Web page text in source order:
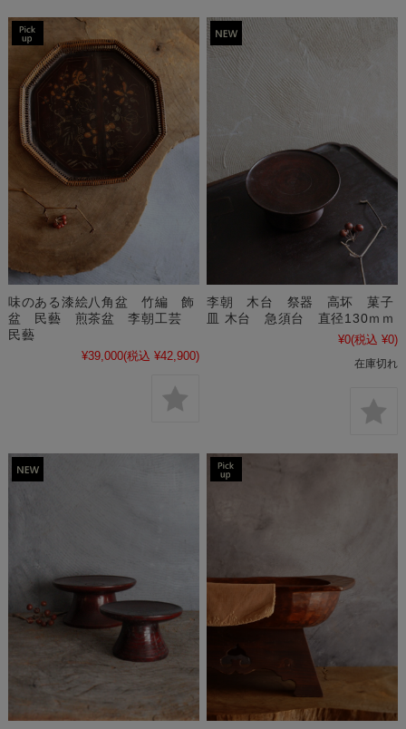
味のある漆絵八角盆 竹編 飾
盆 民藝 煎茶盆 李朝工芸
民藝
¥39,000(税込 ¥42,900)
李朝 木台 祭器 高坏 菓子
皿 木台 急須台 直径130ｍｍ
¥0(税込 ¥0)
在庫切れ